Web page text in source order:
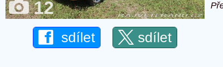
12
sdílet sdílet